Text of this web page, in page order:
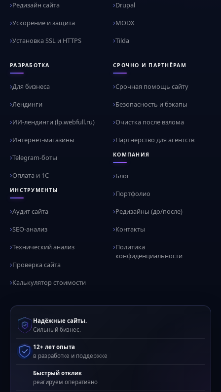
Редизайн сайта
Ускорение и защита
Установка SSL и HTTPS
Drupal
MODX
Tilda
РАЗРАБОТКА
Для бизнеса
Лендинги
ИИ-лендинги (lp.webfull.ru)
Интернет-магазины
Telegram-боты
Оплата и 1С
ИНСТРУМЕНТЫ
Аудит сайта
SEO-анализ
Технический анализ
Проверка сайта
Калькулятор стоимости
СРОЧНО И ПАРТНЁРАМ
Срочная помощь сайту
Безопасность и бэкапы
Очистка после взлома
Партнёрство для агентств
КОМПАНИЯ
Блог
Портфолио
Редизайны (до/после)
Контакты
Политика
конфиденциальности
Надёжные сайты.
Сильный бизнес.
12+ лет опыта
в разработке и поддержке
Быстрый отклик
реагируем оперативно